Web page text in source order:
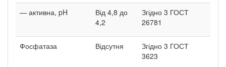
— активна, pH
Від 4,8 до
4,2
Згідно 3 ГОСТ
26781
Фосфатаза Відсутня
Згідно 3 ГОСТ
3623